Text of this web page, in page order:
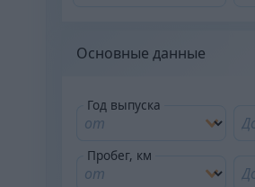
Основные данные
Год выпуска
Пробег, км